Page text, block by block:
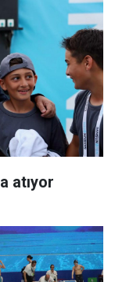
atıyor